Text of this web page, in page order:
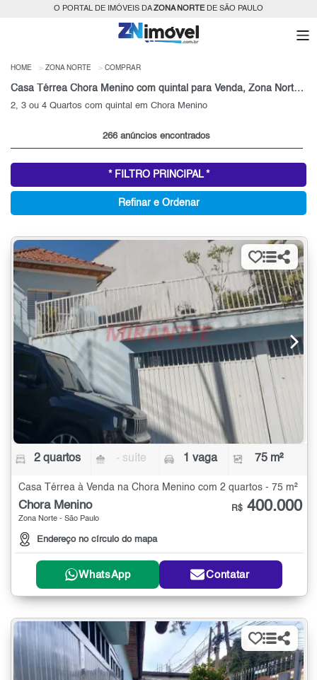
O PORTAL DE IMÓVEIS DAZONA NORTEDE SÃO PAULO
HOME ZONA NORTE COMPRAR
Casa Térrea Chora Menino com quintal para Venda, Zona Norte, SP
2, 3 ou 4 Quartos com quintal em Chora Menino
266 anúncios encontrados
* FILTRO PRINCIPAL *
Refinar e Ordenar
2 quartos - suíte 1 vaga 75 m²
Casa Térrea à Venda na Chora Menino com 2 quartos - 75 m²
Chora Menino
Zona Norte - São Paulo
Endereço no círculo do mapa
R$ 400.000
WhatsApp Contatar